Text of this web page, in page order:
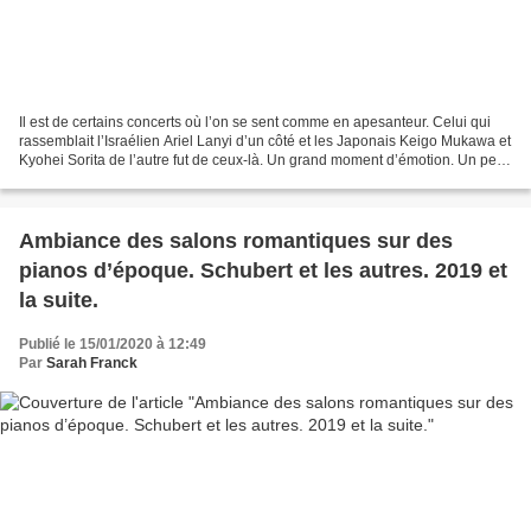
Il est de certains concerts où l’on se sent comme en apesanteur. Celui qui
rassemblait l’Israélien Ariel Lanyi d’un côté et les Japonais Keigo Mukawa et
Kyohei Sorita de l’autre fut de ceux-là. Un grand moment d’émotion. Un petit
Ambiance des salons romantiques sur des
pianos d’époque. Schubert et les autres. 2019 et
la suite.
Publié le 15/01/2020 à 12:49
Par Sarah Franck